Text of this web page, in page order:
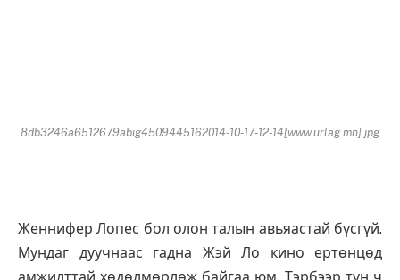
8db3246a6512679abig4509445162014-10-17-12-14[www.urlag.mn].jpg
Женнифер Лопес бол олон талын авьяастай бүсгүй.
Мундаг дуучнаас гадна Жэй Ло кино ертөнцөд